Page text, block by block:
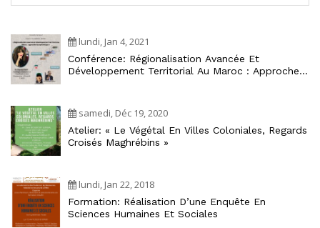
lundi, Jan 4, 2021
Conférence: Régionalisation Avancée Et
Développement Territorial Au Maroc : Approche
samedi, Déc 19, 2020
Atelier: « Le Végétal En Villes Coloniales, Regards
Croisés Maghrébins »
lundi, Jan 22, 2018
Formation: Réalisation D’une Enquête En
Sciences Humaines Et Sociales